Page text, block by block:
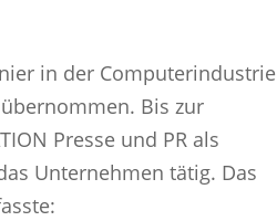
in der Computerindustrie
Bis zur
Presse und PR als
Unternehmen tätig. Das